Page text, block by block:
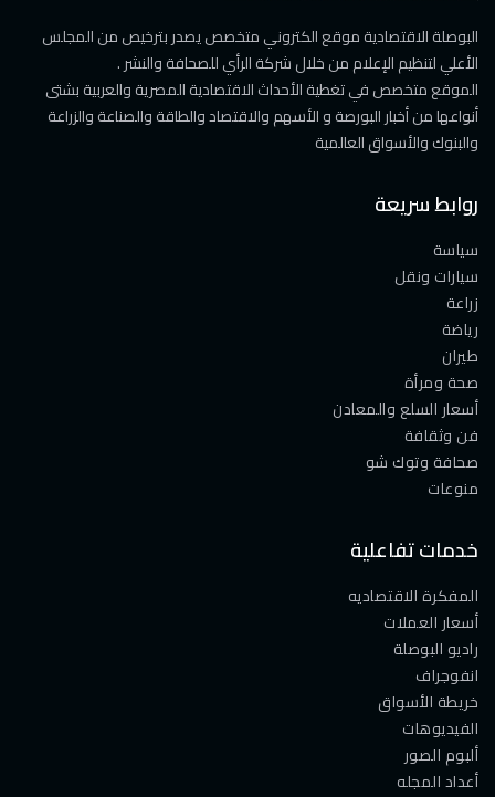
البوصلة الاقتصادية موقع الكتروني متخصص يصدر بترخيص من المجلس
الأعلي لتنظيم الإعلام من خلال شركة الرأي للصحافة والنشر .
الموقع متخصص في تغطية الأحداث الاقتصادية المصرية والعربية بشتى
أنواعها من أخبار البورصة و الأسهم والاقتصاد والطاقة والصناعة والزراعة
والبنوك والأسواق العالمية
روابط سريعة
سياسة
سيارات ونقل
زراعة
رياضة
طيران
صحة ومرأة
أسعار السلع والمعادن
فن وثقافة
صحافة وتوك شو
منوعات
خدمات تفاعلية
المفكرة الاقتصاديه
أسعار العملات
راديو البوصلة
انفوجراف
خريطة الأسواق
الفيديوهات
ألبوم الصور
أعداد المجله